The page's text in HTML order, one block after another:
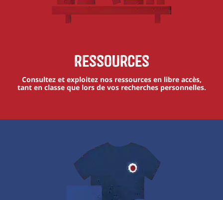
Ressources
Consultez et exploitez nos ressources en libre accès,
tant en classe que lors de vos recherches personnelles.